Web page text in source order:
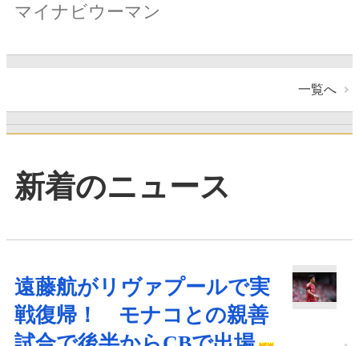
マイナビウーマン
一覧へ
新着のニュース
遠藤航がリヴァプールで実
戦復帰！ モナコとの親善